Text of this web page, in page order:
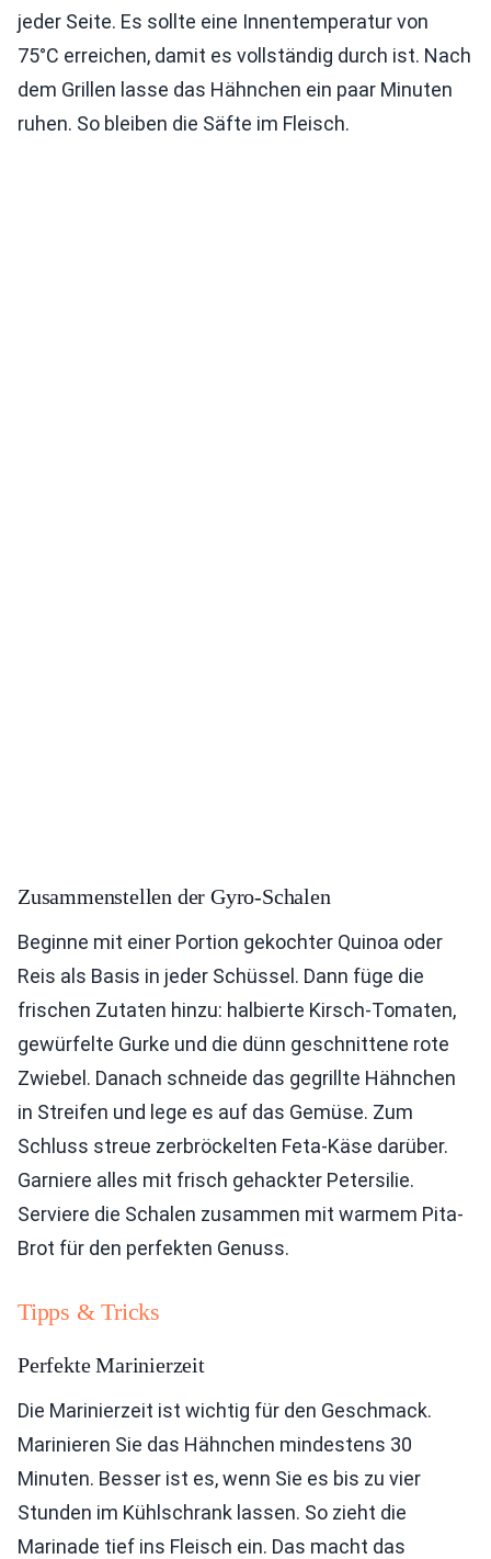
jeder Seite. Es sollte eine Innentemperatur von
75°C erreichen, damit es vollständig durch ist. Nach
dem Grillen lasse das Hähnchen ein paar Minuten
ruhen. So bleiben die Säfte im Fleisch.
Zusammenstellen der Gyro-Schalen
Beginne mit einer Portion gekochter Quinoa oder
Reis als Basis in jeder Schüssel. Dann füge die
frischen Zutaten hinzu: halbierte Kirsch-Tomaten,
gewürfelte Gurke und die dünn geschnittene rote
Zwiebel. Danach schneide das gegrillte Hähnchen
in Streifen und lege es auf das Gemüse. Zum
Schluss streue zerbröckelten Feta-Käse darüber.
Garniere alles mit frisch gehackter Petersilie.
Serviere die Schalen zusammen mit warmem Pita-
Brot für den perfekten Genuss.
Tipps & Tricks
Perfekte Marinierzeit
Die Marinierzeit ist wichtig für den Geschmack.
Marinieren Sie das Hähnchen mindestens 30
Minuten. Besser ist es, wenn Sie es bis zu vier
Stunden im Kühlschrank lassen. So zieht die
Marinade tief ins Fleisch ein. Das macht das